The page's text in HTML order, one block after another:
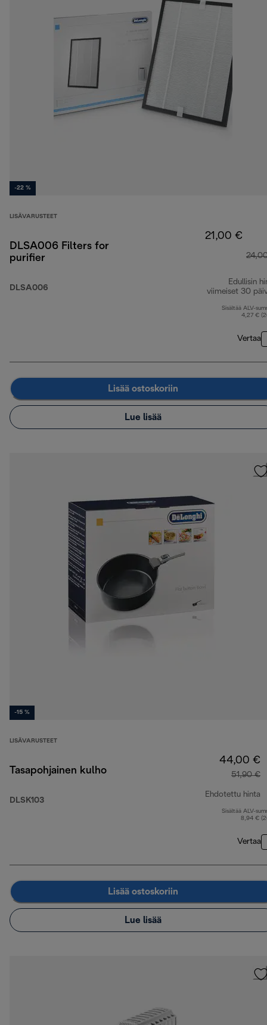
-22 %
LISÄVARUSTEET
DLSA006 Filters for
purifier
DLSA006
21,00 €
Edullisin
viimeiset 30
Sisältää ALV-
4,27 €
Vertaa
Lisää ostoskoriin
Lue lisää
-15 %
LISÄVARUSTEET
Tasapohjainen kulho
DLSK103
44,00 €
51,90 €
Ehdotettu hinta
Sisältää ALV-
8,94 €
Vertaa
Lisää ostoskoriin
Lue lisää